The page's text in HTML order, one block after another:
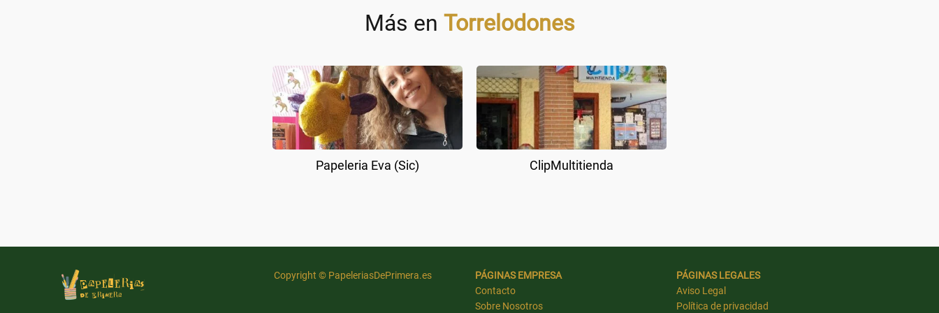
Más en Torrelodones
Papeleria Eva (Sic) ClipMultitienda
Copyright © PapeleriasDePrimera.es
PÁGINAS EMPRESA
Contacto
Sobre Nosotros
PÁGINAS LEGALES
Aviso Legal
Política de privacidad